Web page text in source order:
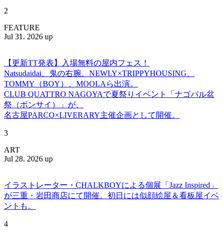
2
FEATURE
Jul 31. 2026 up
【更新TT発表】入場無料の屋内フェス！
Natsudaidai、鬼の右腕、NEWLY×TRIPPYHOUSING、
TOMMY（BOY）、MOOLAら出演。
CLUB QUATTRO NAGOYAで夏祭りイベント「ナゴパル盆
祭（ボンサイ）」が、
名古屋PARCO×LIVERARY主催企画として開催。
3
ART
Jul 28. 2026 up
イラストレーター・CHALKBOYによる個展「Jazz Inspired」
が三重・岩田商店にて開催。初日には似顔絵屋＆看板屋イベ
ントも。
4